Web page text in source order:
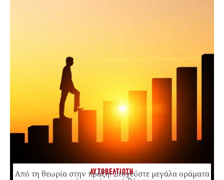
ΑΥΤΟΒΕΛΤΙΩΣΗ
Από τη θεωρία στην πράξη: Στοχεύστε μεγάλα οράματα